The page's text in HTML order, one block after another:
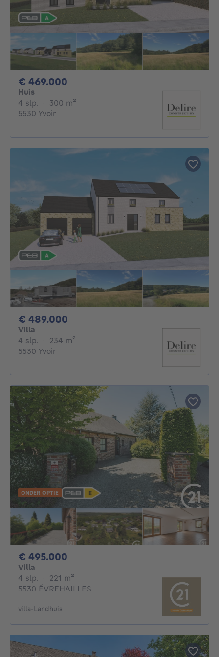
€ 469.000
Huis
4 slp. 4 slaapkamers
· 300 m²
5530 Yvoir
€ 489.000
Villa
4 slp. 4 slaapkamers
· 234 m²
5530 Yvoir
ONDER OPTIE
€ 495.000
Villa
4 slp. 4 slaapkamers
· 221 m²
5530 ÉVREHAILLES
villa-Landhuis